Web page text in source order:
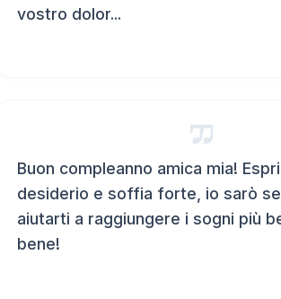
vostro dolor...
Buon compleanno amica mia!
desiderio e soffia forte, io sarò
aiutarti a raggiungere i sogni più
bene!